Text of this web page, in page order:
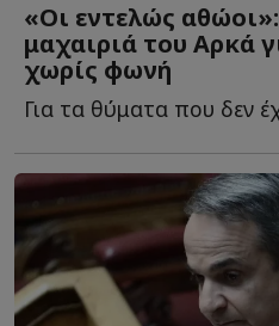
«Οι εντελώς
μαχαιριά του Αρκά
χωρίς φωνή
Για τα θύματα που δεν